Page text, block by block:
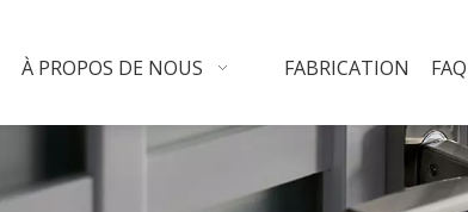
À PROPOS DE NOUS FABRICATION FAQ